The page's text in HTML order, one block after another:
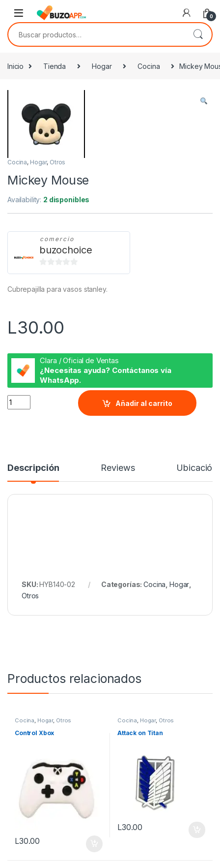
Skip to navigation
Skip to content
0
Buscar por:
Inicio Tienda Hogar Cocina Mickey
Cocina, Hogar, Otros
Mickey Mouse
Availability: 2 disponibles
comercio
buzochoice
0
e
Cubrepajilla para vasos stanley.
L30.00
Clara / Oficial de Ventas
¿Necesitas ayuda? Contáctanos vía
WhatsApp.
Mickey Mouse quantity
Añadir al carrito
Descripción Reviews Ubicación
SKU:HYB140-02 Categorías:Cocina ,Hogar
Otros
Productos relacionados
Cocina, Hogar, Otros
Control Xbox
L30.00
Cocina, Hogar, Otros
Attack on Titan
L30.00